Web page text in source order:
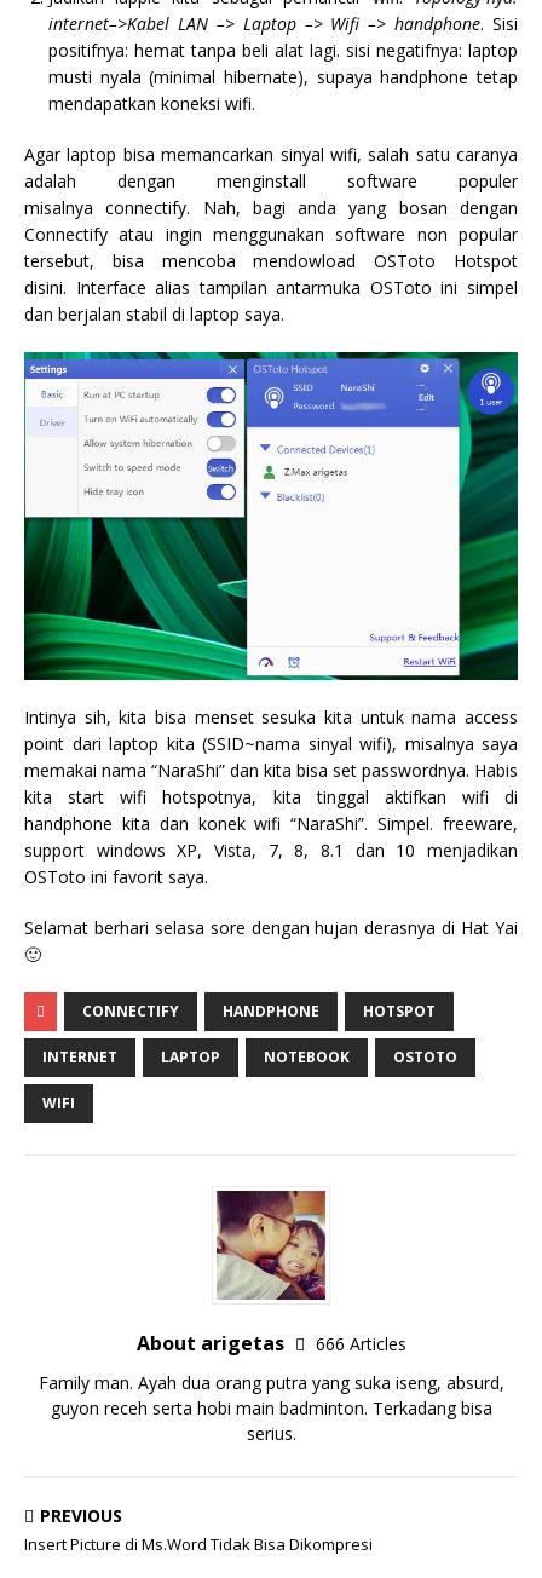
internet–>Kabel LAN –> Laptop –> Wifi –> handphone. Sisi
positifnya: hemat tanpa beli alat lagi. sisi negatifnya: laptop
musti nyala (minimal hibernate), supaya handphone tetap
mendapatkan koneksi wifi.
Agar laptop bisa memancarkan sinyal wifi, salah satu caranya
adalah dengan menginstall software populer
misalnya connectify. Nah, bagi anda yang bosan dengan
Connectify atau ingin menggunakan software non popular
tersebut, bisa mencoba mendowload OSToto Hotspot
disini. Interface alias tampilan antarmuka OSToto ini simpel
dan berjalan stabil di laptop saya.
Intinya sih, kita bisa menset sesuka kita untuk nama access
point dari laptop kita (SSID~nama sinyal wifi), misalnya saya
memakai nama “NaraShi” dan kita bisa set passwordnya. Habis
kita start wifi hotspotnya, kita tinggal aktifkan wifi di
handphone kita dan konek wifi “NaraShi”. Simpel. freeware,
support windows XP, Vista, 7, 8, 8.1 dan 10 menjadikan
OSToto ini favorit saya.
Selamat berhari selasa sore dengan hujan derasnya di Hat Yai
🙂
CONNECTIFY HANDPHONE HOTSPOT
INTERNET LAPTOP NOTEBOOK OSTOTO
WIFI
About arigetas
666 Articles
Family man. Ayah dua orang putra yang suka iseng, absurd,
guyon receh serta hobi main badminton. Terkadang bisa
serius.
PREVIOUS
Insert Picture di Ms.Word Tidak Bisa Dikompresi